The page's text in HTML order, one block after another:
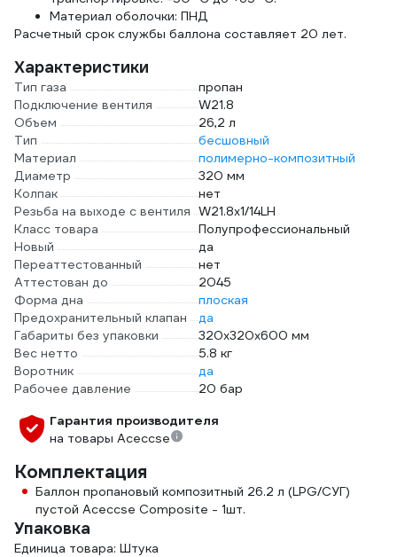
Материал оболочки: ПНД
Расчетный срок службы баллона составляет 20 лет.
Характеристики
Тип газа
пропан
Подключение вентиля
W21.8
Объем
26,2 л
Тип
бесшовный
Материал
полимерно-композитный
Диаметр
320 мм
Колпак
нет
Резьба на выходе с вентиля W21.8х1/14LH
Класс товара
Полупрофессиональный
Новый
да
Переаттестованный
нет
Аттестован до
2045
Форма дна
плоская
Предохранительный клапан
да
Габариты без упаковки
320х320х600 мм
Вес нетто
5.8 кг
Воротник
да
Рабочее давление
20 бар
Гарантия производителя
на товары Aceccse
Комплектация
Баллон пропановый композитный 26.2 л (LPG/СУГ)
пустой Aceccse Composite - 1шт.
Упаковка
Единица товара: Штука